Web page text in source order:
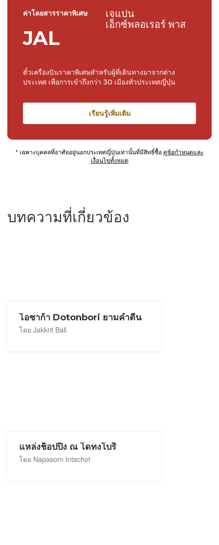
บทความที่เกี่ยวข้อง
โอซาก้า Dotonbori ยามค่ำตืน
โดย Jakkrit Ball
แหล่งช็อปปิ้ง ณ โดทงโบริ
โดย Napasorn Intachot
ค่าโดยสารราคาพิเศษ
JAL
เจแปน
เอ็กซ์พลอเรอร์ พาส
ตั๋วเครื่องบินราคาพิเศษสำหรับผู้ที่เดินทางมาจากต่าง
ประเทศ เพื่อการเข้าถึงกว่า 30 เมืองทั่วประเทศญี่ปุ่น
เรียนรู้เพิ่มเติม
* เฉพาะบุคคลที่อาศัยอยู่นอกประเทศญี่ปุ่นเท่านั้นที่มีสิทธิ์ซื้อดูข้อกำหนดและ
เงื่อนไขทั้งหมด